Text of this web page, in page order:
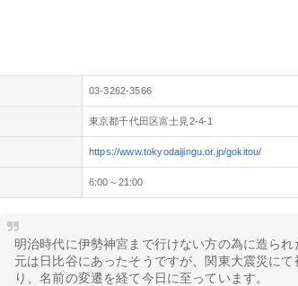
03-3262-3566
東京都千代田区富士見2-4-1
https://www.tokyodaijingu.or.jp/gokitou/
6:00～21:00
明治時代に伊勢神宮まで行けない方の為に造られ
元は日比谷にあったそうですが、関東大震災に
り、名前の変遷を経て今日に至っています。